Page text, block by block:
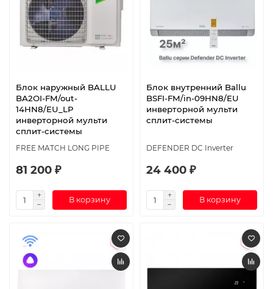
Блок наружный BALLU
BA2OI-FM/out-
14HN8/EU_LP
инверторной мульти
сплит-системы
FREE MATCH LONG PIPE
81 200 ₽
В корзину
Блок внутренний Ballu
BSFI-FM/in-09HN8/EU
инверторной мульти
сплит-системы
DEFENDER DC Inverter
24 400 ₽
В корзину